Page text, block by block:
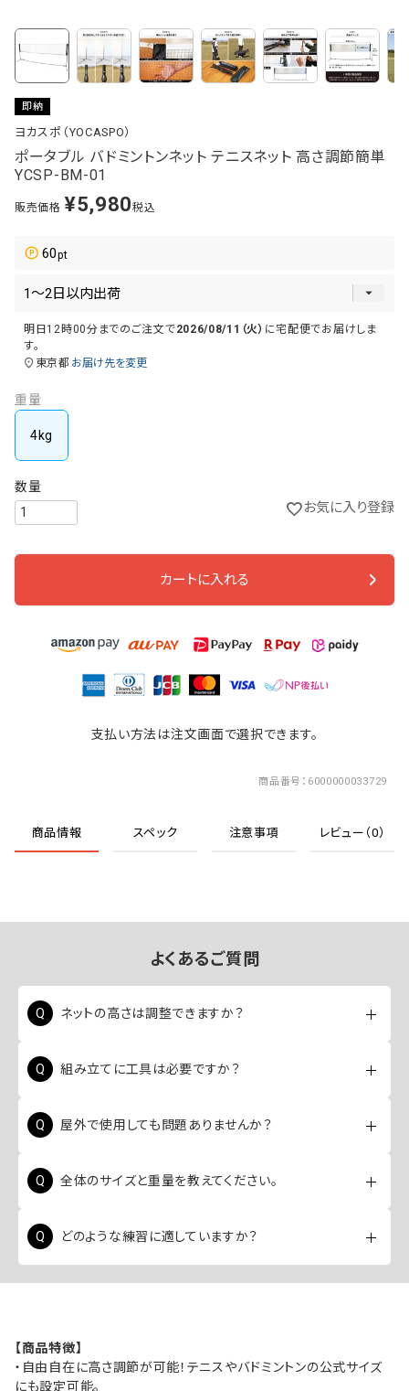
即納
ヨカスポ（YOCASPO）
ポータブル バドミントンネット テニスネット 高さ調節簡単
YCSP-BM-01
販売価格 ¥5,980税込
60
明日12時00分 までのご注文で2026/08/11（火） に宅配便でお届けしま
す。
東京都 お届け先を変更
重量
4kg
お気に入り登録
カートに入れる
支払い方法は注文画面で選択できます。
商品番号 6000000033729
商品情報 スペック 注意事項 レビュー（0）
よくあるご質問
ネットの高さは調整できますか？
の目盛りを使えばテニスやバドミントンの公式サイズに
組み立てに工具は必要ですか？
一切不要で、簡単に組み立てることが可能です。
屋外で使用しても問題ありませんか？
りで固定するなどしてご使用ください。
全体のサイズと重量を教えてください。
4kgとなっており、持ち運びにも適しています。
どのような練習に適していますか？
【商品特徴】
・自由自在に高さ調節が可能！テニスやバドミントンの公式サイズ
にも設定可能。